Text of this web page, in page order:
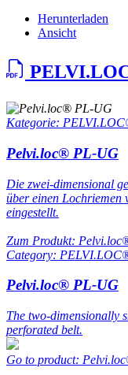
Herunterladen
Ansicht
Kategorie:
Pelvi.loc® PL-UG
Die zwei-dimensional
über einen Lochriemen
eingestellt.
Zum Produkt:
Category:
Pelvi.loc® PL-UG
The two-dimensionally
perforated belt.
Go to product: